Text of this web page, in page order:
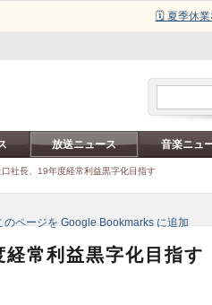
🗓️ 夏季休
放送ニュース 音楽ニュ
口社長、19年度経常利益黒字化目指す
経常利益黒字化目指す